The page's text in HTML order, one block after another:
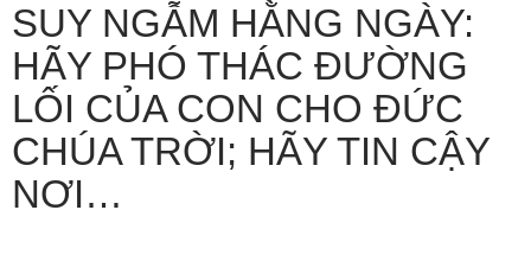
SUY NGẪM HẰNG NGÀY:
HÃY PHÓ THÁC ĐƯỜNG
LỐI CỦA CON CHO ĐỨC
CHÚA TRỜI; HÃY TIN CẬY
NƠI…